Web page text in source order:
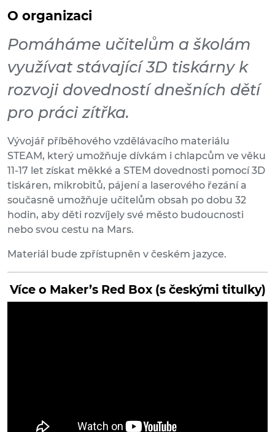
O organizaci
Pomáháme učitelům a školám
využívat stávající 3D tiskárny k
rozvoji dovedností dnešních dětí
pro práci zítřka.
Vývojář příběhového vzdělávacího materiálu
STEAM, který umožňuje dívkám i chlapcům ve věku
11-17 let získat měkké a STEM dovednosti pomocí 3D
tiskáren, mikrobitů, pájení a laserového řezání a
současně umožňuje učitelům obsah po dobu 32
hodin, aby děti rozvíjely své město budoucnosti
nebo svou cestu na Mars.
Materiál bude zpřístupněn v českém jazyce.
Více o Maker’s Red Box (s českými titulky)